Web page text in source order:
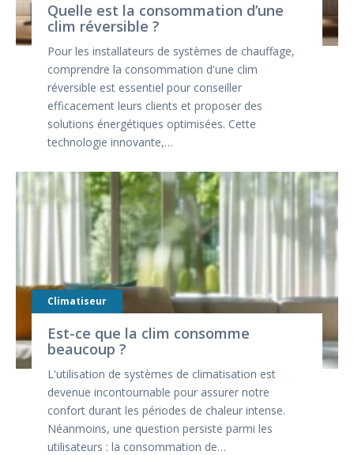
Quelle est la consommation d’une
clim réversible ?
Pour les installateurs de systèmes de chauffage,
comprendre la consommation d'une clim
réversible est essentiel pour conseiller
efficacement leurs clients et proposer des
solutions énergétiques optimisées. Cette
technologie innovante,…
Climatiseur
Est-ce que la clim consomme
beaucoup ?
L'utilisation de systèmes de climatisation est
devenue incontournable pour assurer notre
confort durant les périodes de chaleur intense.
Néanmoins, une question persiste parmi les
utilisateurs : la consommation de…